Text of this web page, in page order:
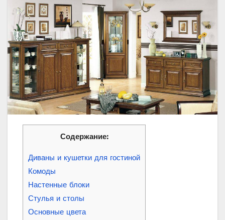
Содержание:
Диваны и кушетки для гостиной
Комоды
Настенные блоки
Стулья и столы
Основные цвета